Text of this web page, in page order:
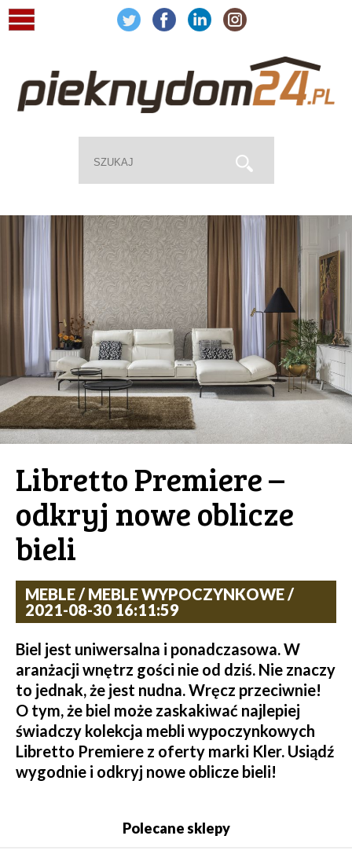
Libretto Premiere –
odkryj nowe oblicze
bieli
MEBLE / MEBLE WYPOCZYNKOWE /
2021-08-30 16:11:59
Biel jest uniwersalna i ponadczasowa. W
aranżacji wnętrz gości nie od dziś. Nie znaczy
to jednak, że jest nudna. Wręcz przeciwnie!
O tym, że biel może zaskakiwać najlepiej
świadczy kolekcja mebli wypoczynkowych
Libretto Premiere z oferty marki Kler. Usiądź
wygodnie i odkryj nowe oblicze bieli!
Polecane sklepy